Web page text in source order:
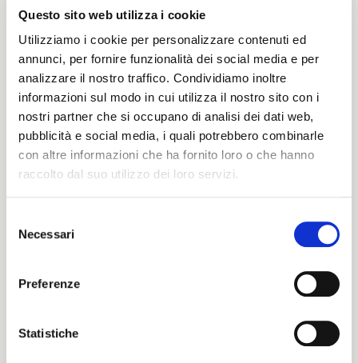
Questo sito web utilizza i cookie
Utilizziamo i cookie per personalizzare contenuti ed
annunci, per fornire funzionalità dei social media e per
analizzare il nostro traffico. Condividiamo inoltre
informazioni sul modo in cui utilizza il nostro sito con i
nostri partner che si occupano di analisi dei dati web,
pubblicità e social media, i quali potrebbero combinarle
con altre informazioni che ha fornito loro o che hanno
raccolto dal suo utilizzo dei loro servizi.
delNecessari
Preferenze
Statistiche
Bayham GW
Rated
out
Look now
Brest 97
Rated
0
out
of
5
Look now